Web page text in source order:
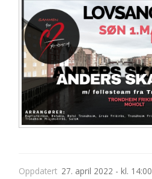
Oppdatert 27. april 2022 - kl. 14:00